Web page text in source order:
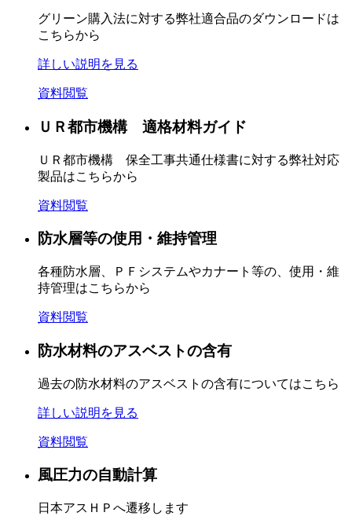
グリーン購入法に対する弊社適合品のダウンロードは
こちらから
詳しい説明を見る
資料閲覧
ＵＲ都市機構 適格材料ガイド
ＵＲ都市機構 保全工事共通仕様書に対する弊社対応
製品はこちらから
資料閲覧
防水層等の使用・維持管理
各種防水層、ＰＦシステムやカナート等の、使用・維
持管理はこちらから
資料閲覧
防水材料のアスベストの含有
過去の防水材料のアスベストの含有についてはこちら
詳しい説明を見る
資料閲覧
風圧力の自動計算
日本アスＨＰへ遷移します